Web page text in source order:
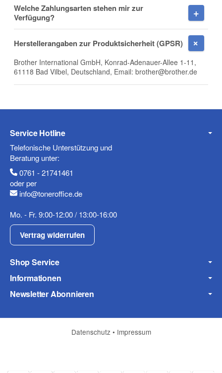
Mobiltelefon
Frage zum Artikel
Ihre Frage
Welche Zahlungsarten stehen mir zur
Verfügung?
Herstellerangaben zur Produktsicherheit (GPSR)
Brother International GmbH, Konrad-Adenauer-Allee 1-11,
61118 Bad Vilbel, Deutschland, Email: brother@brother.de
Service Hotline
Telefonische Unterstützung und
Beratung unter:
0761 - 21741461
oder per
info@toneroffice.de
Mo. - Fr. 9:00-12:00 / 13:00-16:00
Vertrag widerrufen
Shop Service
Informationen
Newsletter Abonnieren
Datenschutz • Impressum